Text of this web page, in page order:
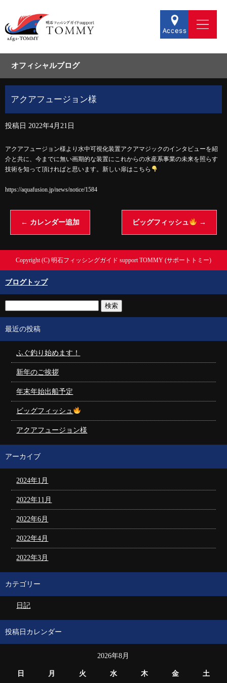
オフィシャルブログ
アクアフュージョン様
投稿日 2022年4月21日
アクアフュージョン様より水中可視化装置アクアマジックのインタビューを紹
介と共に、今までに無い画期的な装置にこれからの水産系事業の未来を照らす
技術を知って頂ければと思います。新しい扉はこちら
https://aquafusion.jp/news/notice/1584
← カレンダー追加 ビッグフィッシュ →
Copyright (C) 明石フィッシングガイド support TOMMY (サポートトミー)
ブログトップ
最近の投稿
ふぐ釣り始めます！
新年のご挨拶
年末年始出船予定
ビッグフィッシュ
アクアフュージョン様
アーカイブ
2024年1月
2022年11月
2022年6月
2022年4月
2022年3月
カテゴリー
日記
投稿日カレンダー
2026年8月
日 月 火 水 木 金 土